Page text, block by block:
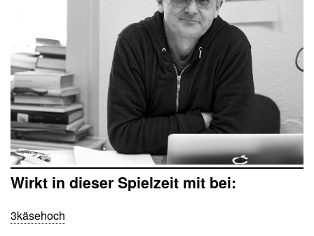
Wirkt in dieser Spielzeit mit bei:
3käsehoch